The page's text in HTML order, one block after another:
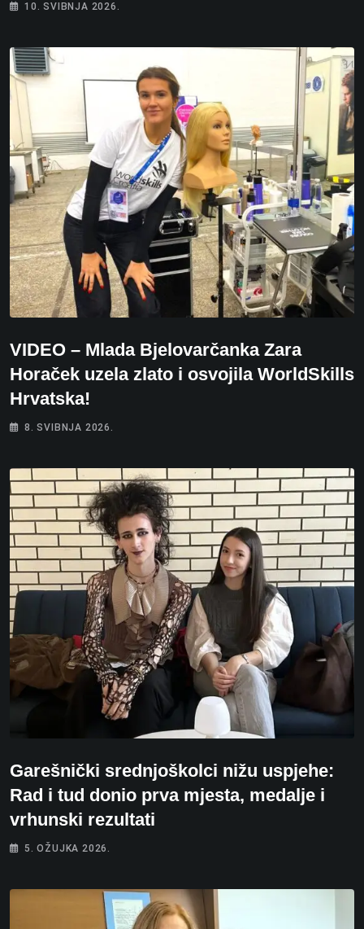
10. SVIBNJA 2026.
VIDEO – Mlada Bjelovarčanka Zara
Horaček uzela zlato i osvojila WorldSkills
Hrvatska!
8. SVIBNJA 2026.
Garešnički srednjoškolci nižu uspjehe:
Rad i tud donio prva mjesta, medalje i
vrhunski rezultati
5. OŽUJKA 2026.